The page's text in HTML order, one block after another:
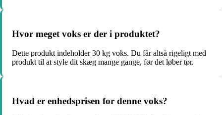
Hvor meget voks er der i produktet?
Dette produkt indeholder 30 kg voks. Du får altså rigeligt med
produkt til at style dit skæg mange gange, før det løber tør.
Hvad er enhedsprisen for denne voks?